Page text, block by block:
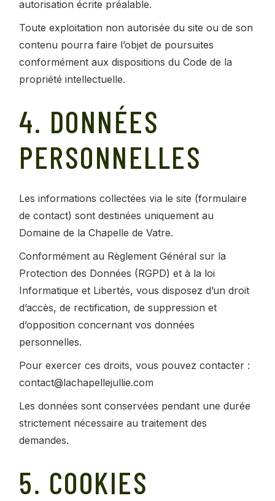
autorisation écrite préalable.
Toute exploitation non autorisée du site ou de son
contenu pourra faire l’objet de poursuites
conformément aux dispositions du Code de la
propriété intellectuelle.
4. DONNÉES
PERSONNELLES
Les informations collectées via le site (formulaire
de contact) sont destinées uniquement au
Domaine de la Chapelle de Vatre.
Conformément au Règlement Général sur la
Protection des Données (RGPD) et à la loi
Informatique et Libertés, vous disposez d’un droit
d’accès, de rectification, de suppression et
d’opposition concernant vos données
personnelles.
Pour exercer ces droits, vous pouvez contacter :
contact@lachapellejullie.com
Les données sont conservées pendant une durée
strictement nécessaire au traitement des
demandes.
5. COOKIES